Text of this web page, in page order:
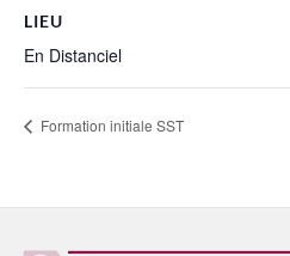
LIEU
En Distanciel
Formation initiale SST